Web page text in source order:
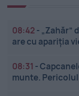
08:42 - „Zahăr”
are cu apariția
08:31 -
munte.